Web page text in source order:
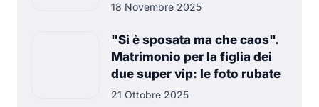
18 Novembre 2025
"Si è sposata ma che caos".
Matrimonio per la figlia dei
due super vip: le foto rubate
21 Ottobre 2025